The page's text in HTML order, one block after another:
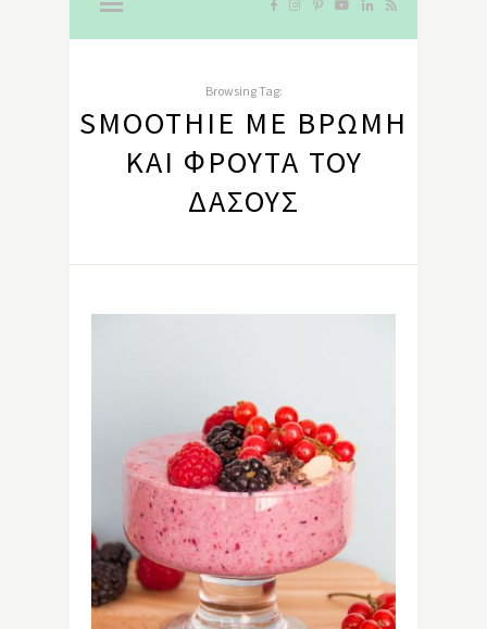
Browsing Tag:
SMOOTHIE ΜΕ ΒΡΏΜΗ
ΚΑΙ ΦΡΟΎΤΑ ΤΟΥ
ΔΆΣΟΥΣ